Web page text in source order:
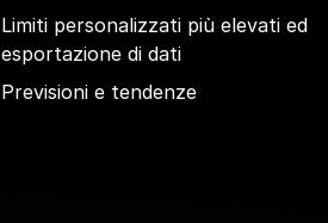
Limiti personalizzati più elevati ed
esportazione di dati
Previsioni e tendenze